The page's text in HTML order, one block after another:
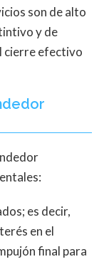
son de alto
y de
cierre efectivo
es decir,
en el
final para